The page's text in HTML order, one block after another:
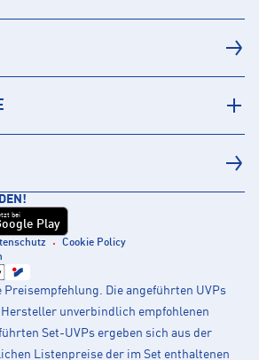
bei
Play
Cookie Policy
Preisempfehlung. Die angeführten UVPs
unverbindlich empfohlenen
Set-UVPs ergeben sich aus der
Listenpreise der im Set enthaltenen